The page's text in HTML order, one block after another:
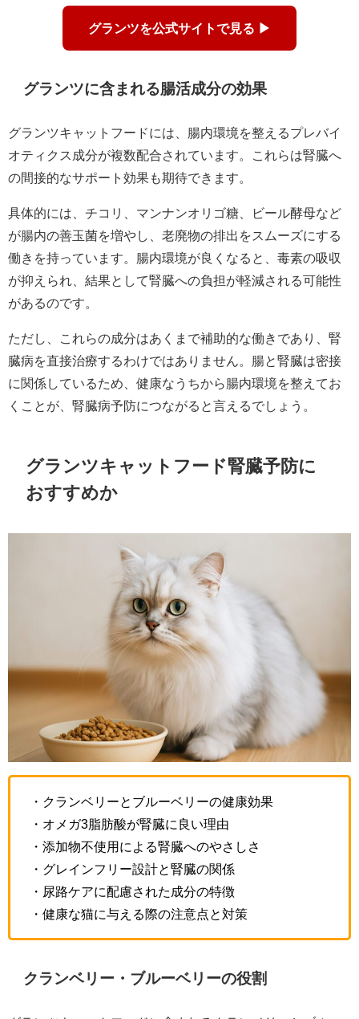
グランツを公式サイトで見る ▶
グランツに含まれる腸活成分の効果
グランツキャットフードには、腸内環境を整えるプレバイ
オティクス成分が複数配合されています。これらは腎臓へ
の間接的なサポート効果も期待できます。
具体的には、チコリ、マンナンオリゴ糖、ビール酵母など
が腸内の善玉菌を増やし、老廃物の排出をスムーズにする
働きを持っています。腸内環境が良くなると、毒素の吸収
が抑えられ、結果として腎臓への負担が軽減される可能性
があるのです。
ただし、これらの成分はあくまで補助的な働きであり、腎
臓病を直接治療するわけではありません。腸と腎臓は密接
に関係しているため、健康なうちから腸内環境を整えてお
くことが、腎臓病予防につながると言えるでしょう。
グランツキャットフード腎臓予防に
おすすめか
・クランベリーとブルーベリーの健康効果
・オメガ3脂肪酸が腎臓に良い理由
・添加物不使用による腎臓へのやさしさ
・グレインフリー設計と腎臓の関係
・尿路ケアに配慮された成分の特徴
・健康な猫に与える際の注意点と対策
クランベリー・ブルーベリーの役割